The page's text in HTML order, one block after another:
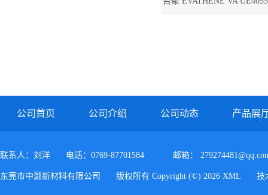
公司首页 公司介绍 公司动态 产品展
联系人：刘洋 电话：0769-87701584 邮箱：
东莞市中灏新材料有限公司 版权所有 Copyright (©) 2026 XML 技